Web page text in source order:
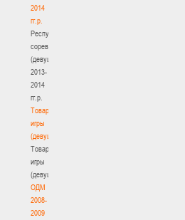
2014
гг.р.
Республиканские
соревнования
(девушки)
2013-
2014
гг.р.
Товарищеские
игры
(девушки)
Товарищеские
игры
(девушки)
ОДМ
2008-
2009